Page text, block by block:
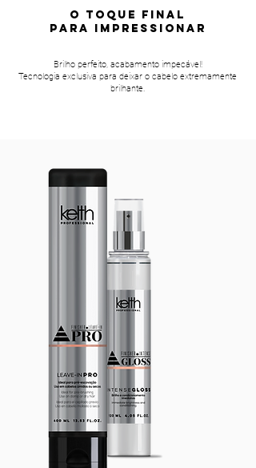
O TOQUE FINAL
PARA IMPRESSIONAR
Brilho perfeito, acabamento impecável!
Tecnologia exclusiva para deixar o cabelo extremamente
brilhante.